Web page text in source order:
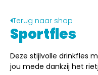
Terug naar shop
Sportfles
Deze stijlvolle drinkfles
jou mede dankzij het